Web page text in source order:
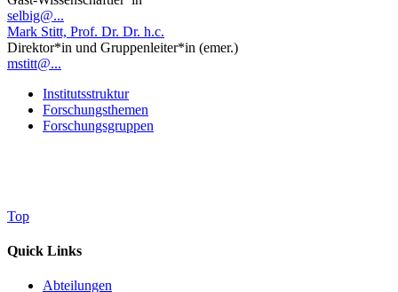
selbig@...
Mark Stitt, Prof. Dr. Dr. h.c.
Direktor*in und Gruppenleiter*in (emer.)
mstitt@...
Institutsstruktur
Forschungsthemen
Forschungsgruppen
Top
Quick Links
Abteilungen